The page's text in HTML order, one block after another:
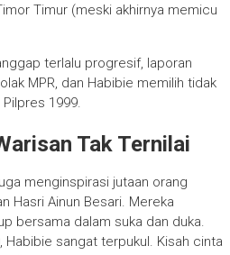
Timur (meski akhirnya memicu
terlalu progresif, laporan
MPR, dan Habibie memilih tidak
1999.
Tak Ternilai
menginspirasi jutaan orang
Hasri Ainun Besari. Mereka
bersama dalam suka dan duka.
Habibie sangat terpukul. Kisah cinta